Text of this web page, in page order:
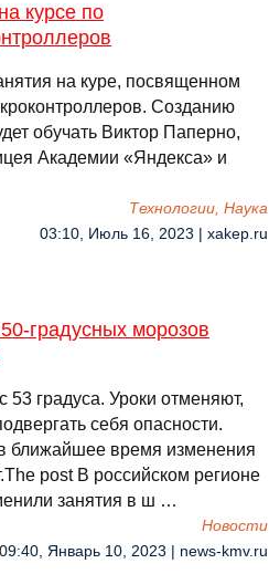
курсе по
на куре, посвященном
Созданию
обучать Виктор Паперно,
Академии «Яндекса» и
Технологии, Наука
03:10, Июль 16, 2023 | xakep.ru
градусных морозов
градуса. Уроки отменяют,
себя опасности.
ближайшее время изменения
post В российском регионе
занятия в ш …
Новости
09:40, Январь 10, 2023 | news-kmv.ru